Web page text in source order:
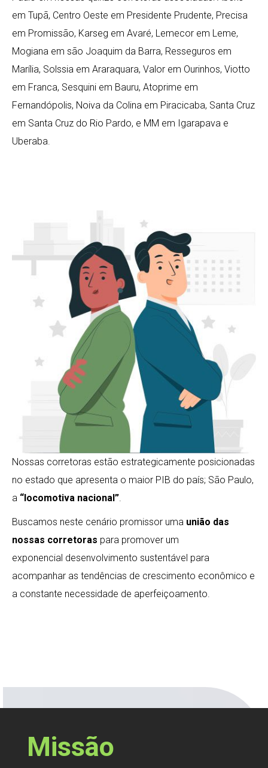
em Tupã, Centro Oeste em Presidente Prudente, Precisa
em Promissão, Karseg em Avaré, Lemecor em Leme,
Mogiana em são Joaquim da Barra, Resseguros em
Marília, Solssia em Araraquara, Valor em Ourinhos, Viotto
em Franca, Sesquini em Bauru, Atoprime em
Fernandópolis, Noiva da Colina em Piracicaba, Santa Cruz
em Santa Cruz do Rio Pardo, e MM em Igarapava e
Uberaba.
Nossas corretoras estão estrategicamente posicionadas
no estado que apresenta o maior PIB do país; São Paulo,
a “locomotiva nacional”
Buscamos neste cenário promissor uma união das
nossas corretoras para promover um
exponencial desenvolvimento sustentável para
acompanhar as tendências de crescimento econômico e
a constante necessidade de aperfeiçoamento.
Missão